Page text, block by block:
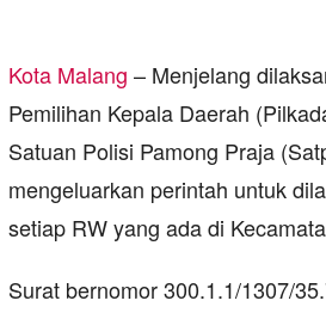
Kota Malang – Menjelang
Pemilihan Kepala Daerah
Satuan Polisi Pamong Praja
mengeluarkan perintah untuk
setiap RW yang ada di
Surat bernomor 300.1.1/1307/